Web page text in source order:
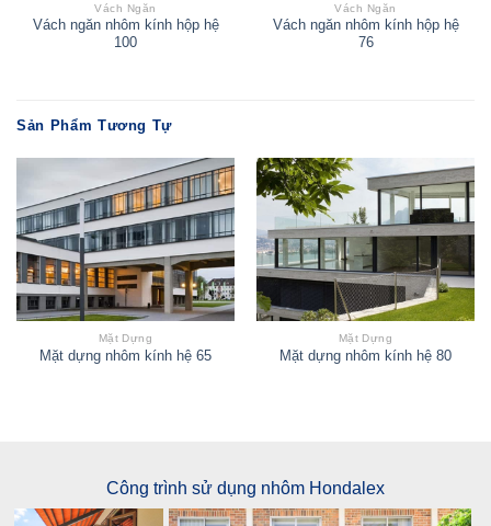
Vách Ngăn
Vách ngăn nhôm kính hộp hệ
100
Vách Ngăn
Vách ngăn nhôm kính hộp hệ
76
Sản Phẩm Tương Tự
Mặt Dựng
Mặt dựng nhôm kính hệ 65
Mặt Dựng
Mặt dựng nhôm kính hệ 80
Công trình sử dụng nhôm Hondalex